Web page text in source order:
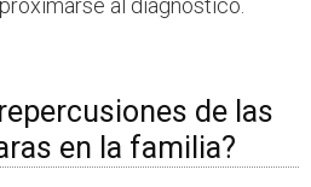
al diagnóstico.
de las
en la familia?